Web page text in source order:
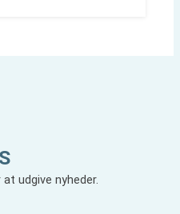
udgive nyheder.